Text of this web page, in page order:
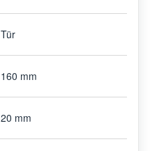
Tür
160 mm
20 mm